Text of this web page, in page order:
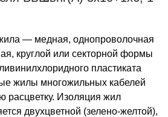
— медная, однопроволочная
круглой или секторной формы
пластиката
жилы многожильных кабелей
расцветку. Изоляция жил
двухцветной (зелено-желтой),